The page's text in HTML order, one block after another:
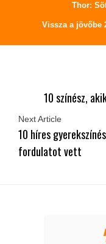
Thor:
Vissza a jövőbe
10 színész,
Next Article
10 híres
fordulatot vett